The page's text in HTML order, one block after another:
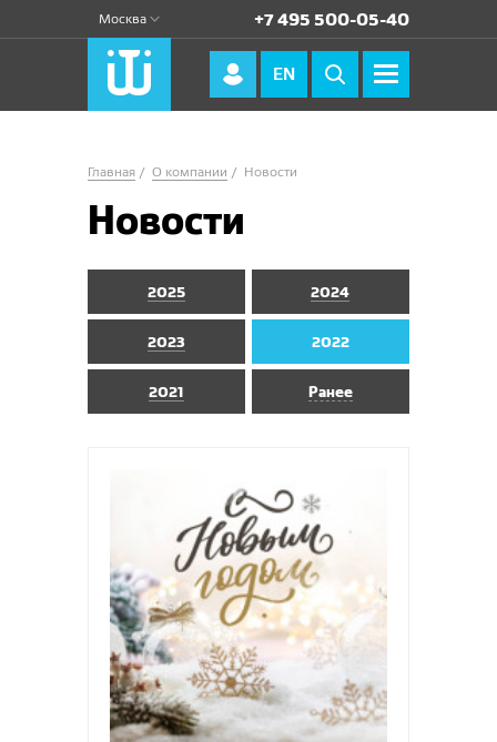
Москва +7 495 500-05-40
EN
Главная О компании Новости
Новости
2025 2024
2023 2022
2021 Ранее